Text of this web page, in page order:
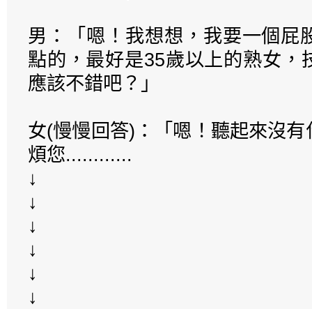
男：「嗯！我想想，我要一個屁
點的，最好是35歲以上的熟女，
應該不錯吧？」
女(慢慢回答)：「嗯！聽起來沒
煩您............
↓
↓
↓
↓
↓
↓